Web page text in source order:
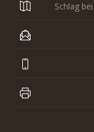
Schlag